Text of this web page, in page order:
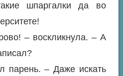
шпаргалки да во
– воскликнула. – А
парень. – Даже искать